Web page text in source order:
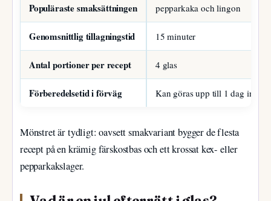
Populäraste smaksättningen pepparkaka och lingon
Genomsnittlig tillagningstid 15 minuter
Antal portioner per recept 4 glas
Förberedelsetid i förväg Kan göras upp till 1 dag innan
Mönstret är tydligt: oavsett smakvariant bygger de flesta
recept på en krämig färskostbas och ett krossat kex- eller
pepparkakslager.